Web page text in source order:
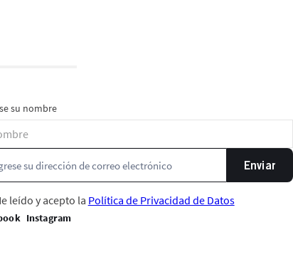
su nombre
Enviar
leído y acepto la Política de Privacidad de Datos